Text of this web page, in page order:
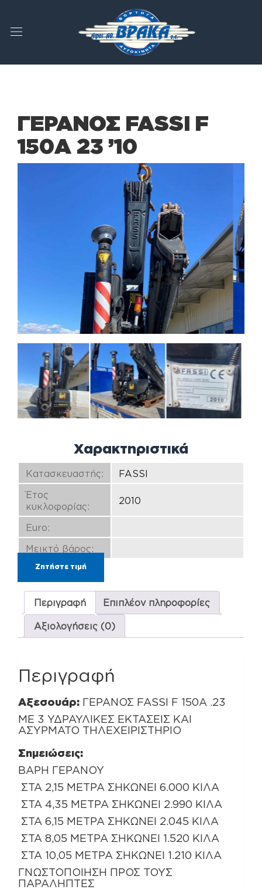
ΓΕΡΑΝΟΣ FASSI F
150A 23 ’10
Χαρακτηριστικά
Κατασκευαστής:
FASSI
Έτος
κυκλοφορίας:
2010
Euro:
Μεικτό βάρος:
Ζητήστε τιμή
Περιγραφή Επιπλέον πληροφορίες
Αξιολογήσεις (0)
Περιγραφή
Αξεσουάρ: ΓΕΡΑΝΟΣ FASSI F 150A .23
ΜΕ 3 ΥΔΡΑΥΛΙΚΕΣ ΕΚΤΑΣΕΙΣ ΚΑΙ
ΑΣΥΡΜΑΤΟ ΤΗΛΕΧΕΙΡΙΣΤΗΡΙΟ
Σημειώσεις:
ΒΑΡΗ ΓΕΡΑΝΟΥ
ΣΤΑ 2,15 ΜΕΤΡΑ ΣΗΚΩΝΕΙ 6.000 ΚΙΛΑ
ΣΤΑ 4,35 ΜΕΤΡΑ ΣΗΚΩΝΕΙ 2.990 ΚΙΛΑ
ΣΤΑ 6,15 ΜΕΤΡΑ ΣΗΚΩΝΕΙ 2.045 ΚΙΛΑ
ΣΤΑ 8,05 ΜΕΤΡΑ ΣΗΚΩΝΕΙ 1.520 ΚΙΛΑ
ΣΤΑ 10,05 ΜΕΤΡΑ ΣΗΚΩΝΕΙ 1.210 ΚΙΛΑ
ΓΝΩΣΤΟΠΟΙΗΣΗ ΠΡΟΣ ΤΟΥΣ
ΠΑΡΑΛΗΠΤΕΣ